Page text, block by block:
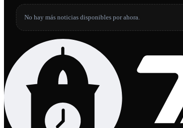
No hay más noticias disponibles por ahora.